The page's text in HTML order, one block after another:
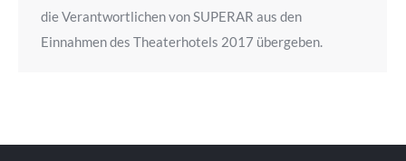
die Verantwortlichen von SUPERAR aus den
Einnahmen des Theaterhotels 2017 übergeben.